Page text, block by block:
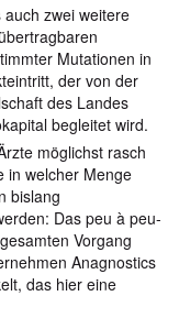
zwei weitere
Mutationen in
der von der
des Landes
begleitet wird.
möglichst rasch
in welcher Menge
bislang
Das peu à peu-
Vorgang
Anagnostics
das hier eine